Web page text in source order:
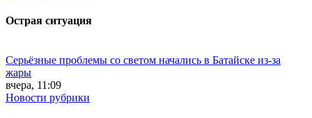
Острая ситуация
Серьёзные проблемы со светом начались в Батайске из-за
жары
вчера, 11:09
Новости рубрики